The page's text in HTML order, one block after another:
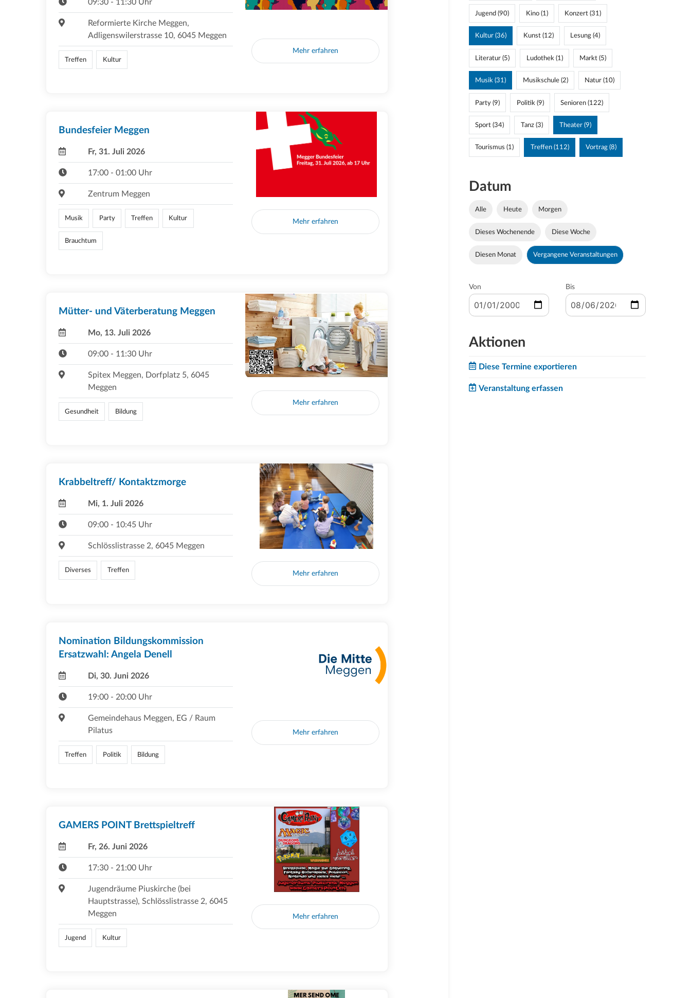
09:30 - 11:30 Uhr
Reformierte Kirche Meggen,
Adligenswilerstrasse 10, 6045 Meggen
Treffen Kultur
Mehr erfahren
Bundesfeier Meggen
Fr, 31. Juli 2026
17:00 - 01:00 Uhr
Zentrum Meggen
Musik Party Treffen Kultur
Brauchtum
Mehr erfahren
Mütter- und Väterberatung Meggen
Mo, 13. Juli 2026
09:00 - 11:30 Uhr
Spitex Meggen, Dorfplatz 5, 6045
Meggen
Gesundheit Bildung
Mehr erfahren
Krabbeltreff/ Kontaktzmorge
Mi, 1. Juli 2026
09:00 - 10:45 Uhr
Schlösslistrasse 2, 6045 Meggen
Diverses Treffen Mehr erfahren
Nomination Bildungskommission
Ersatzwahl: Angela Denell
Di, 30. Juni 2026
19:00 - 20:00 Uhr
Gemeindehaus Meggen, EG / Raum
Pilatus
Treffen Politik Bildung
Mehr erfahren
GAMERS POINT Brettspieltreff
Fr, 26. Juni 2026
17:30 - 21:00 Uhr
Jugendräume Piuskirche (bei
Hauptstrasse), Schlösslistrasse 2, 6045
Meggen
Jugend Kultur
Mehr erfahren
Jugend (90) Kino (1) Konzert (31)
Kultur (36) Kunst (12) Lesung (4)
Literatur (5) Ludothek (1) Markt (5)
Musik (31) Musikschule (2) Natur (10)
Party (9) Politik (9) Senioren (122)
Sport (34) Tanz (3) Theater (9)
Tourismus (1) Treffen (112) Vortrag (8)
Datum
Alle Heute Morgen
Dieses Wochenende Diese Woche
Diesen Monat Vergangene Veranstaltungen
Von Bis
Aktionen
Diese Termine exportieren
Veranstaltung erfassen